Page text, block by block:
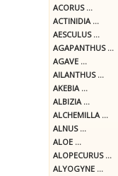
ACORUS ...
ACTINIDIA ...
AESCULUS ...
AGAPANTHUS ...
AGAVE ...
AILANTHUS ...
AKEBIA ...
ALBIZIA ...
ALCHEMILLA ...
ALNUS ...
ALOE ...
ALOPECURUS ...
ALYOGYNE ...